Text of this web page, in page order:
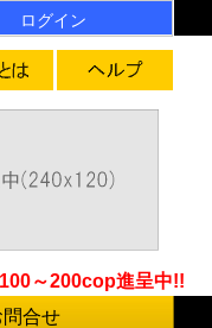
ログイン
～200cop進呈中!!
問合せ